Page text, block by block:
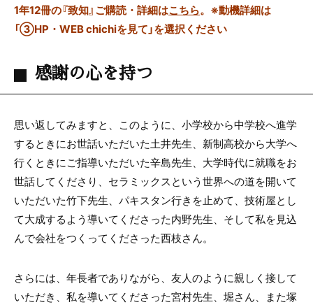
1年12冊の『致知』ご購読・詳細はこちら。 ※動機詳細は
「③HP・WEB chichiを見て」を選択ください
感謝の心を持つ
思い返してみますと、このように、小学校から中学校へ進学
するときにお世話いただいた土井先生、新制高校から大学へ
行くときにご指導いただいた辛島先生、大学時代に就職をお
世話してくださり、セラミックスという世界への道を開いて
いただいた竹下先生、パキスタン行きを止めて、技術屋とし
て大成するよう導いてくださった内野先生、そして私を見込
んで会社をつくってくださった西枝さん。
さらには、年長者でありながら、友人のように親しく接して
いただき、私を導いてくださった宮村先生、堀さん、また塚